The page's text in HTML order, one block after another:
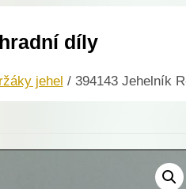
díly
jehel / 394143 Jehelník